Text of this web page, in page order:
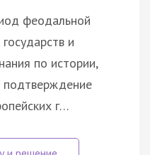
феодальной
и
по истории,
подтверждение
г…